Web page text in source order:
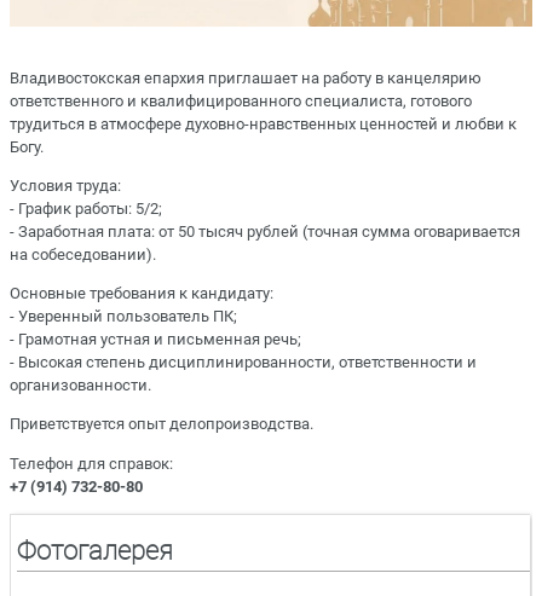
Владивостокская епархия приглашает на работу в канцелярию
ответственного и квалифицированного специалиста, готового
трудиться в атмосфере духовно-нравственных ценностей и любви к
Богу.
Условия труда:
- График работы: 5/2;
- Заработная плата: от 50 тысяч рублей (точная сумма оговаривается
на собеседовании).
Основные требования к кандидату:
- Уверенный пользователь ПК;
- Грамотная устная и письменная речь;
- Высокая степень дисциплинированности, ответственности и
организованности.
Приветствуется опыт делопроизводства.
Телефон для справок:
+7 (914) 732-80-80
Фотогалерея